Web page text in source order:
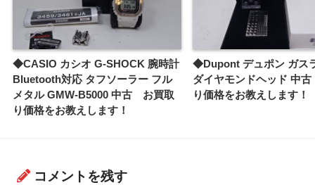
◆CASIO カシオ G-SHOCK 腕時計
Bluetooth対応 タフソーラー フル
メタル GMW-B5000 中古 お買取
り価格をお教えします！
◆Dupont デュポン ガス
ダイヤモンドヘッド 中
り価格をお教えします！
コメントを残す